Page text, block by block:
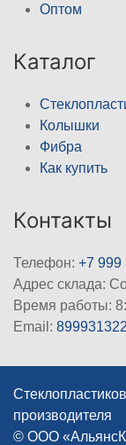
Оптом
Каталог
Колышки
Фибра
Как купить
Контакты
Телефон: +7 999
Адрес склада:
Время работы:
Email:
производителя
© ООО